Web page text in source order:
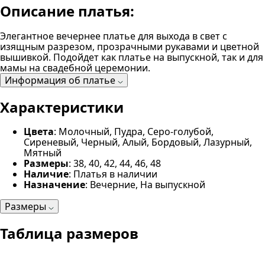
Описание платья:
Элегантное вечернее платье для выхода в свет с
изящным разрезом, прозрачными рукавами и цветной
вышивкой. Подойдет как платье на выпускной, так и для
мамы на свадебной церемонии.
Информация об платье
Характеристики
Цвета: Молочный, Пудра, Серо-голубой,
Сиреневый, Черный, Алый, Бордовый, Лазурный,
Мятный
Размеры: 38, 40, 42, 44, 46, 48
Наличие: Платья в наличии
Назначение: Вечерние, На выпускной
Размеры
Таблица размеров